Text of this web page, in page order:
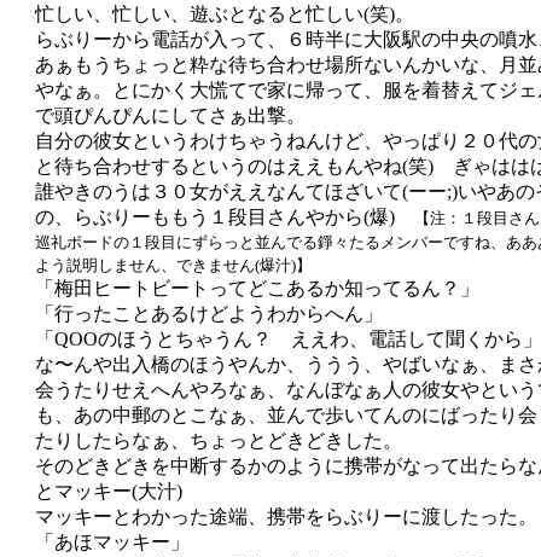
忙しい、忙しい、遊ぶとなると忙しい(笑)。
らぶりーから電話が入って、６時半に大阪駅の中央の噴水
あぁもうちょっと粋な待ち合わせ場所ないんかいな、月並
やなぁ。とにかく大慌てで家に帰って、服を着替えてジェ
で頭ぴんぴんにしてさぁ出撃。
自分の彼女というわけちゃうねんけど、やっぱり２０代の
と待ち合わせするというのはええもんやね(笑) ぎゃはは
誰やきのうは３０女がええなんてほざいて(ーー;)いやあの
の、らぶりーももう１段目さんやから(爆)
【注：１段目さ
巡礼ボードの１段目にずらっと並んでる錚々たるメンバーですね、ああ
よう説明しません、できません(爆汁)】
「梅田ヒートビートってどこあるか知ってるん？」
「行ったことあるけどようわからへん」
「QOOのほうとちゃうん？ ええわ、電話して聞くから」
な〜んや出入橋のほうやんか、ううう、やばいなぁ、まさ
会うたりせえへんやろなぁ、なんぼなぁ人の彼女やという
も、あの中郵のとこなぁ、並んで歩いてんのにばったり会
たりしたらなぁ、ちょっとどきどきした。
そのどきどきを中断するかのように携帯がなって出たらな
とマッキー(大汁)
マッキーとわかった途端、携帯をらぶりーに渡したった。
「あほマッキー」